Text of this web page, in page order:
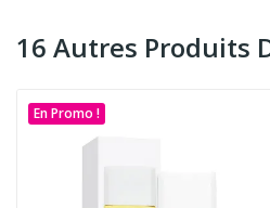
16 Autres Produits
En Promo !